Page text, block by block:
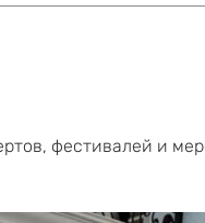
фестивалей и